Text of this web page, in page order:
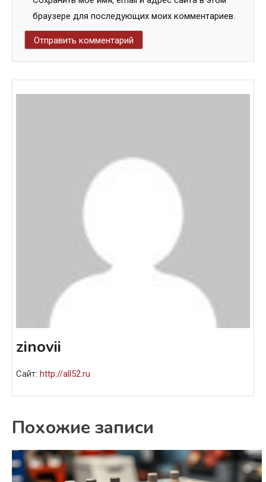
браузере для последующих моих комментариев.
zinovii
Сайт: http://all52.ru
Похожие записи